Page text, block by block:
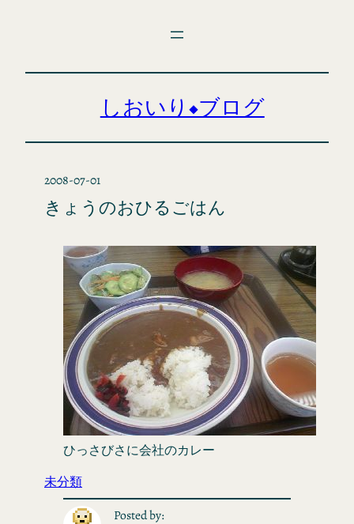
しおいり◆ブログ
2008-07-01
きょうのおひるごはん
ひっさびさに会社のカレー
未分類
Posted by: